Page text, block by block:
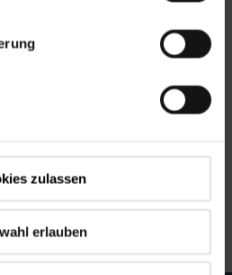
zulassen
erlauben
škodcovia nemôžu vniknúť
roletám Roto so sieťkou